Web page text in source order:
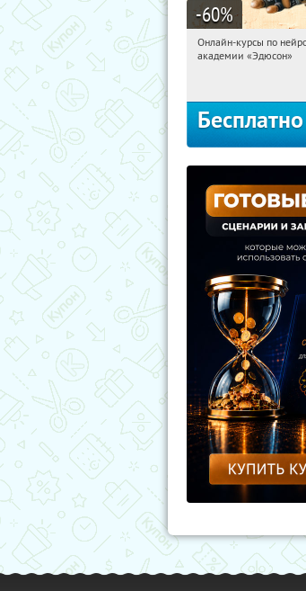
-60%
02:39:30
Онлайн-курсы по
академии «Эдюсон»
Бесплатно